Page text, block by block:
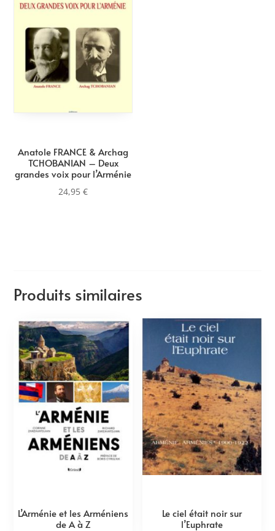
Anatole FRANCE & Archag
TCHOBANIAN – Deux
grandes voix pour l’Arménie
24,95€
Produits similaires
L’Arménie et les Arméniens
de A à Z
Le ciel était noir sur
l’Euphrate